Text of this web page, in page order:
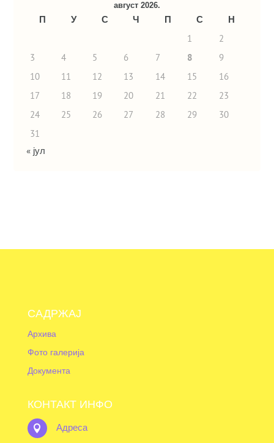
август 2026.
П У С Ч П С
Н
1
2
3
4 5 6 7 8
9
10
11 12 13 14 15
16
17
18 19 20 21 22
23
24
25 26 27 28 29
30
31
« јул
САДРЖАЈ
Архива
Фото галерија
Документа
КОНТАКТ ИНФО
 Адреса